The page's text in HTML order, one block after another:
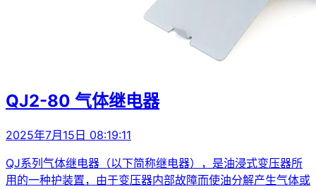
QJ2-80 气体继电器
2025年7月15日 08:19:11
QJ系列气体继电器（以下简称继电器），是油浸式变压器所
用的一种护装置，由于变压器内部故障而使油分解产生气体或